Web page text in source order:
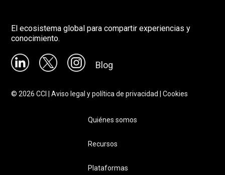
El ecosistema global para compartir experiencias y
conocimiento.
Blog
©2026 CCI |Aviso legal y política de privacidad |Cookies
Quiénes somos
Recursos
Plataformas